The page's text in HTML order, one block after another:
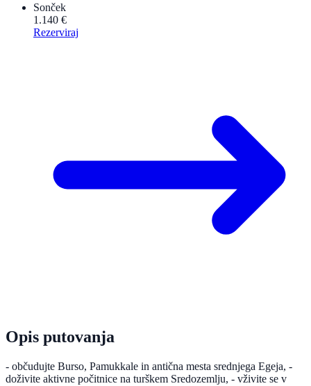
Sonček
1.140 €
Rezerviraj
Opis putovanja
- občudujte Burso, Pamukkale in antična mesta srednjega Egeja, -
doživite aktivne počitnice na turškem Sredozemlju, - vživite se v